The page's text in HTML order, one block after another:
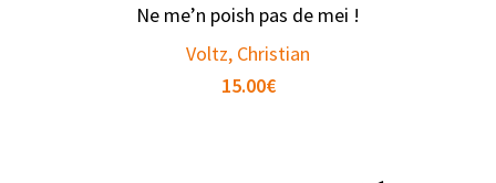
Ne me’n poish pas de mei !
Voltz, Christian
15.00€